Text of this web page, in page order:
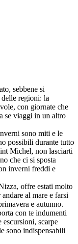
sebbene si
regioni: la
con giornate che
se viaggi in un altro
sono miti e le
possibili durante tutto
Michel, non lasciarti
che ci si sposta
inverni freddi e
offre estati molto
al mare e farsi
e autunno.
con te indumenti
scarpe
sono indispensabili